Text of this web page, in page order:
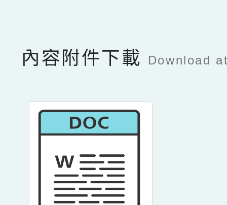
內容附件下載 Download